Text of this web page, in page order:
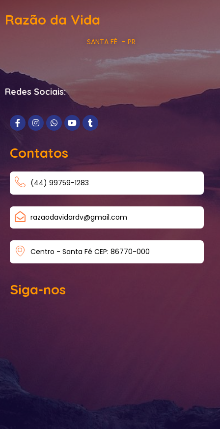
Razão da Vida
SANTA FÉ – PR
Redes Sociais:
Contatos
(44) 99759-1283
razaodavidardv@gmail.com
Centro - Santa Fé CEP: 86770-000
Siga-nos